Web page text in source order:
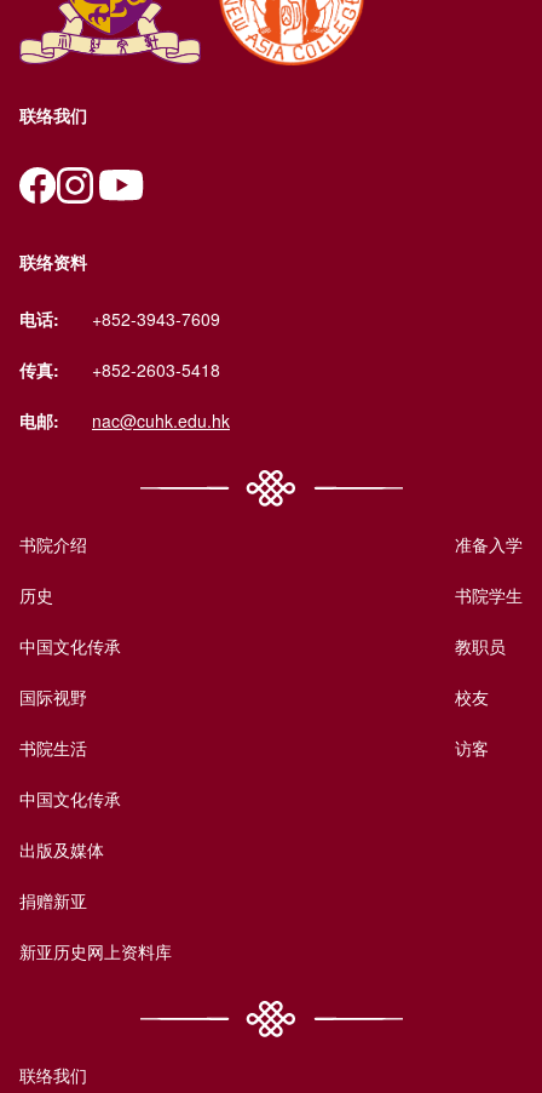
联络我们
联络资料
电话: +852-3943-7609
传真: +852-2603-5418
电邮: nac@cuhk.edu.hk
书院介绍
历史
中国文化传承
国际视野
书院生活
中国文化传承
出版及媒体
捐赠新亚
新亚历史网上资料库
准备入学
书院学生
教职员
校友
访客
联络我们